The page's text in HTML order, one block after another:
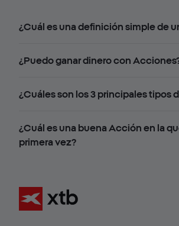
¿Cuál es una definición simple de
¿Puedo ganar dinero con
¿Cuáles son los 3 principales tipos
¿Cuál es una buena Acción en la
primera vez?